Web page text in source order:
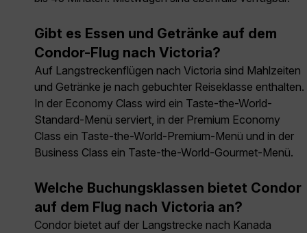
Gibt es Essen und Getränke auf dem
Condor-Flug nach Victoria?
Auf Langstreckenflügen nach Victoria sind Mahlzeiten
und Getränke je nach gebuchter Reiseklasse enthalten.
In der Economy Class wird ein Taste-the-World-
Standard-Menü serviert, in der Premium Economy
Class ein Taste-the-World-Premium-Menü und in der
Business Class ein Taste-the-World-Gourmet-Menü.
Welche Buchungsklassen bietet Condor
auf dem Flug nach Victoria an?
Condor bietet auf der Langstrecke nach Kanada